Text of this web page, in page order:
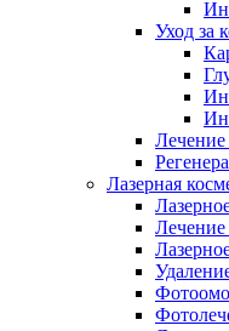
Уход за
Лазерная